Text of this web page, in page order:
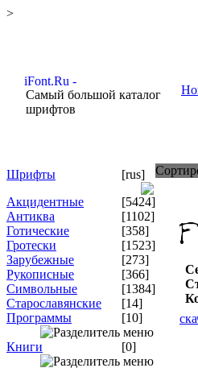
>
Самый большой каталог
шрифтов
Шрифты
[rus]
Акцидентные
[5424]
Антиква
[1102]
Готические
[358]
Гротески
[1523]
Зарубежные
[273]
Рукописные
[366]
Символьные
[1384]
Старославянские
[14]
Программы
[10]
Книги [0]